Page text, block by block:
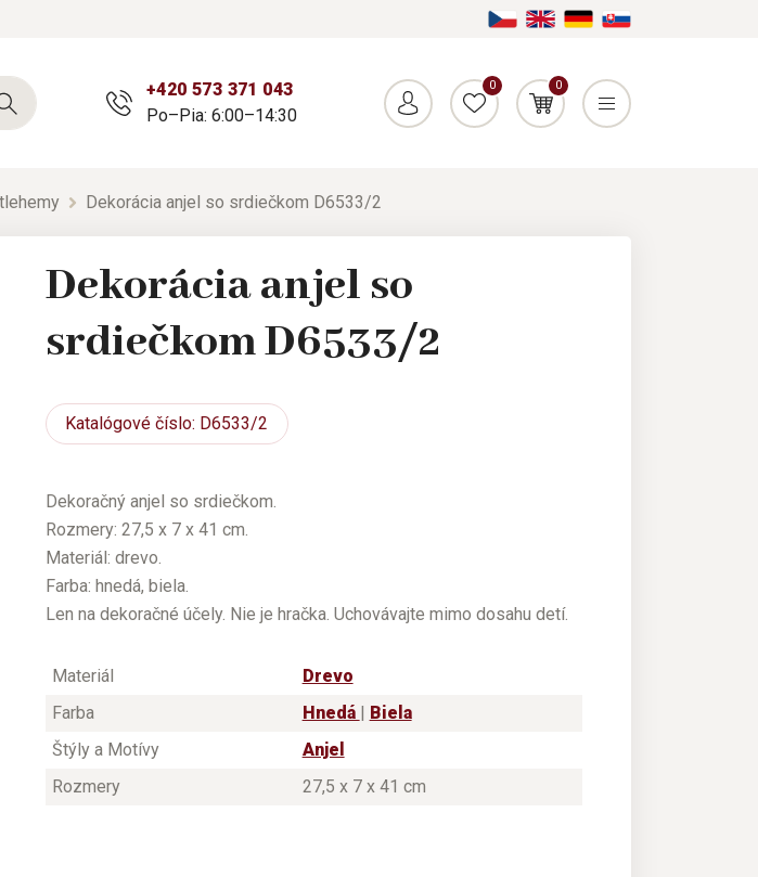
+420 573 371 043
Po–Pia: 6:00–14:30
0 0
Dekorácia anjel so srdiečkom D6533/2
Dekorácia anjel so
srdiečkom D6533/2
Katalógové číslo: D6533/2
Dekoračný anjel so srdiečkom.
Rozmery: 27,5 x 7 x 41 cm.
Materiál: drevo.
Farba: hnedá, biela.
Len na dekoračné účely. Nie je hračka. Uchovávajte mimo dosahu detí.
Materiál
Drevo
Farba
Hnedá
Biela
Štýly a Motívy
Anjel
Rozmery
27,5 x 7 x 41 cm